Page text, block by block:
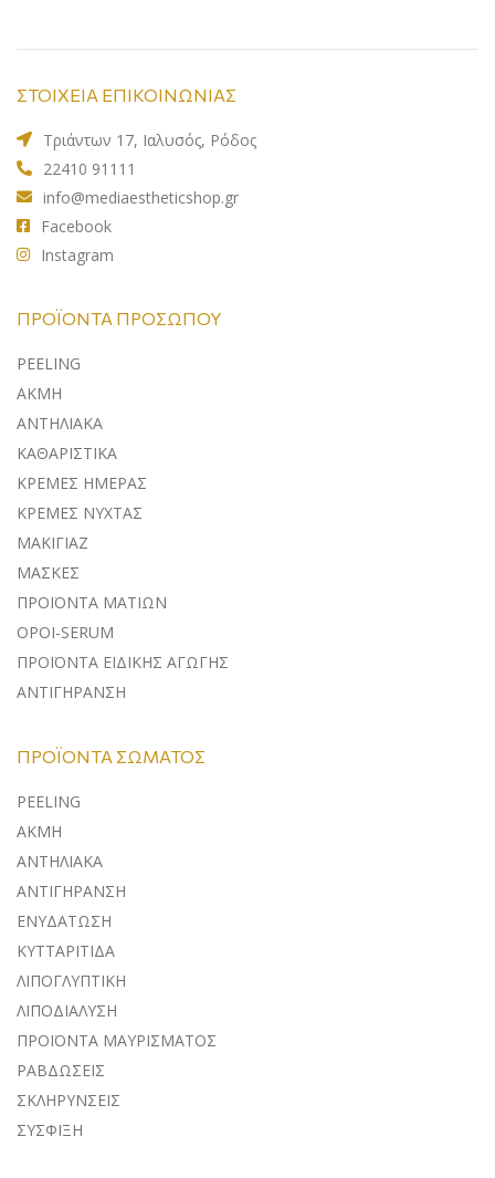
ΣΤΟΙΧΕΙΑ ΕΠΙΚΟΙΝΩΝΙΑΣ
Τριάντων 17, Ιαλυσός, Ρόδος
22410 91111
info@mediaestheticshop.gr
Facebook
Instagram
ΠΡΟΪΌΝΤΑ ΠΡΟΣΏΠΟΥ
PEELING
ΑΚΜΗ
ΑΝΤΗΛΙΑΚA
ΚΑΘΑΡΙΣΤΙΚΑ
ΚΡΕΜΕΣ ΗΜΕΡΑΣ
ΚΡΕΜΕΣ ΝΥΧΤΑΣ
ΜΑΚΙΓΙΑΖ
ΜΑΣΚΕΣ
ΠΡΟΪΟΝΤΑ ΜΑΤΙΩΝ
ΟΡΟΙ-SERUM
ΠΡΟΪΟΝΤΑ ΕΙΔΙΚΗΣ ΑΓΩΓΗΣ
ΑΝΤΙΓΗΡΑΝΣΗ
ΠΡΟΪΌΝΤΑ ΣΏΜΑΤΟΣ
PEELING
ΑΚΜΗ
ΑΝΤΗΛΙΑΚΑ
ΑΝΤΙΓΗΡΑΝΣΗ
ΕΝΥΔΑΤΩΣΗ
ΚΥΤΤΑΡΙΤΙΔΑ
ΛΙΠΟΓΛΥΠΤΙΚΗ
ΛΙΠΟΔΙΑΛΥΣΗ
ΠΡΟΪΟΝΤΑ ΜΑΥΡΙΣΜΑΤΟΣ
ΡΑΒΔΩΣΕΙΣ
ΣΚΛΗΡΥΝΣΕΙΣ
ΣΥΣΦΙΞΗ